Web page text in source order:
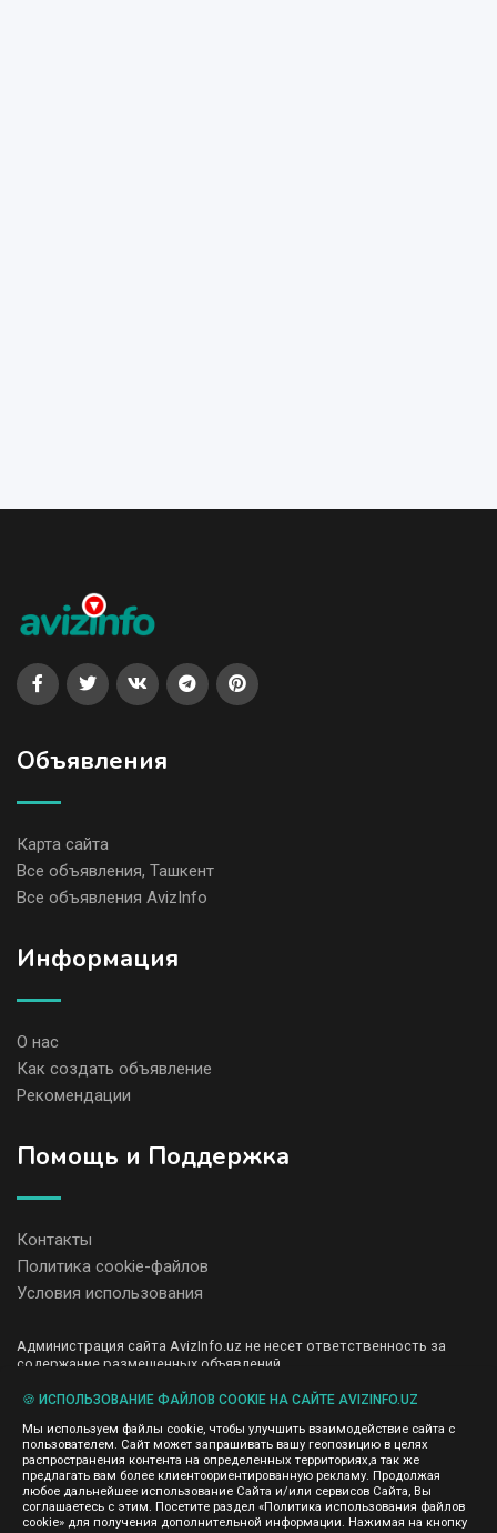
Объявления
Карта сайта
Все объявления, Ташкент
Все объявления AvizInfo
Информация
О нас
Как создать объявление
Рекомендации
Помощь и Поддержка
Контакты
Политика cookie-файлов
Условия использования
Администрация сайта AvizInfo.uz не несет ответственность за
содержание размещенных объявлений.
передаем и не продаем личную информацию зарегистрированных
правила конфиденциальности сайтов на которые ссылается
AvizInfo.uz. На некоторых страницах нашего сайта представлена
реклама Google Adsense Advertising Network. Чтобы узнать
подробней о правилах конфиденциальности Google нажмите тут
🍪 ИСПОЛЬЗОВАНИЕ ФАЙЛОВ COOKIE НА САЙТЕ AVIZINFO.UZ
Мы используем файлы cookie, чтобы улучшить взаимодействие сайта с
пользователем. Сайт может запрашивать вашу геопозицию в целях
распространения контента на определенных территориях,а так же
предлагать вам более клиентоориентированную рекламу. Продолжая
любое дальнейшее использование Сайта и/или сервисов Сайта, Вы
соглашаетесь с этим. Посетите раздел «Политика использования файлов
cookie» для получения дополнительной информации. Нажимая на кнопку